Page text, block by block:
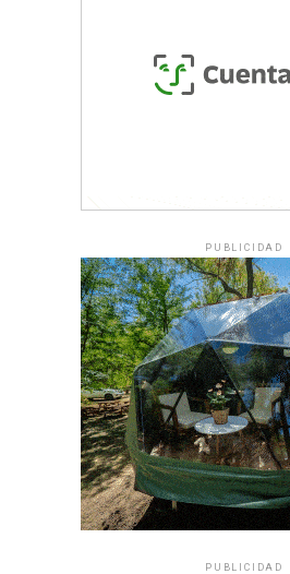
PUBLICIDAD
PUBLICIDAD